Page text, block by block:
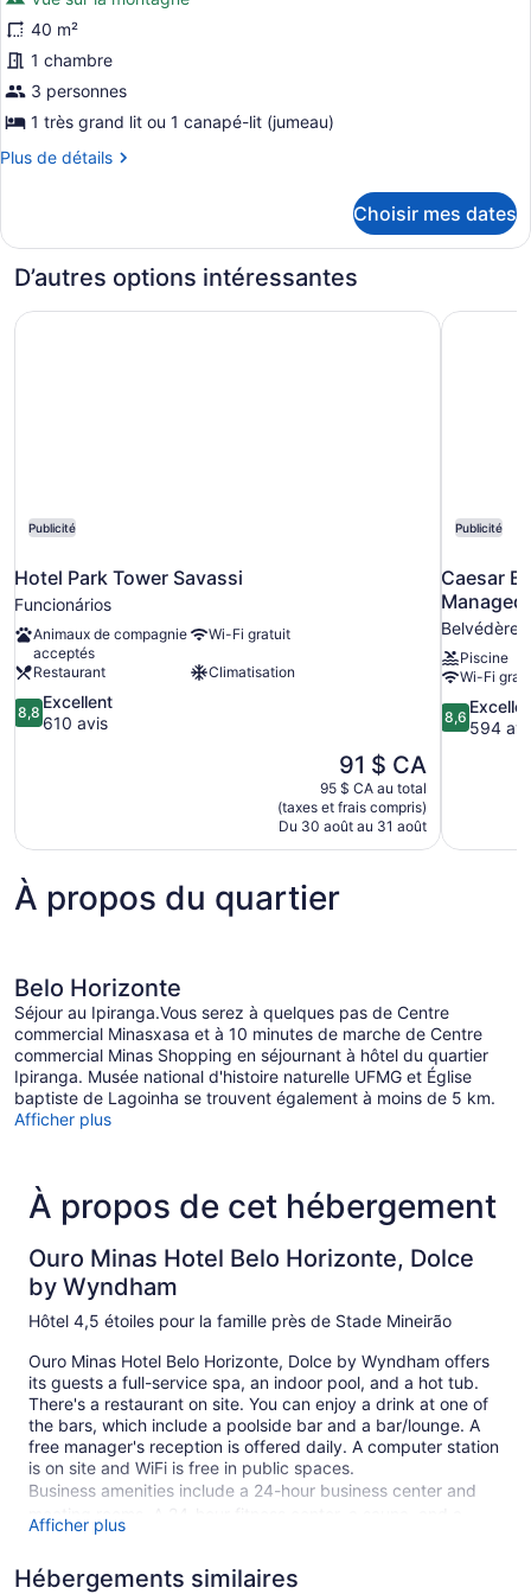
pour
ce
type
de
chambre :
Quarto
40 m²
1 chambre
3 personnes
1 très grand lit ou 1 canapé-lit (jumeau)
Plus de détails
Plus
Quarto
Superior
Choisir mes dates
D’autres options intéressantes
Publicité
Hotel Park Tower Savassi
Funcionários
Animaux de compagnie
acceptés
Wi-Fi gratuit
Restaurant Climatisation
8.8
sur
8,8
Excellent
610 avis
Le
prix
est
de
91 $ CA
91 $ CA
95 $ CA au total
(taxes et frais compris)
Du 30 août au 31 août
Hotel Park Tower Savassi
Publicité
Caesar
Belvédère
Piscine
Wi-Fi
8.6
sur
8,6
594
Caesar
À propos du quartier
Belo Horizonte
Séjour au Ipiranga.Vous serez à quelques pas de Centre
commercial Minasxasa et à 10 minutes de marche de Centre
commercial Minas Shopping en séjournant à hôtel du quartier
Ipiranga. Musée national d'histoire naturelle UFMG et Église
baptiste de Lagoinha se trouvent également à moins de 5 km.
Afficher plus
À propos de cet hébergement
Ouro Minas Hotel Belo Horizonte, Dolce
by Wyndham
Hôtel 4,5 étoiles pour la famille près de Stade Mineirão
Ouro Minas Hotel Belo Horizonte, Dolce by Wyndham offers
its guests a full-service spa, an indoor pool, and a hot tub.
There's a restaurant on site. You can enjoy a drink at one of
the bars, which include a poolside bar and a bar/lounge. A
free manager's reception is offered daily. A computer station
is on site and WiFi is free in public spaces.
Business amenities include a 24-hour business center and
meeting rooms. A 24-hour fitness center, a sauna, and a
library are also featured at the luxury Ouro Minas Hotel Belo
indoor pool at a partner property. For a fee, parking is
Afficher plus
Hébergements similaires